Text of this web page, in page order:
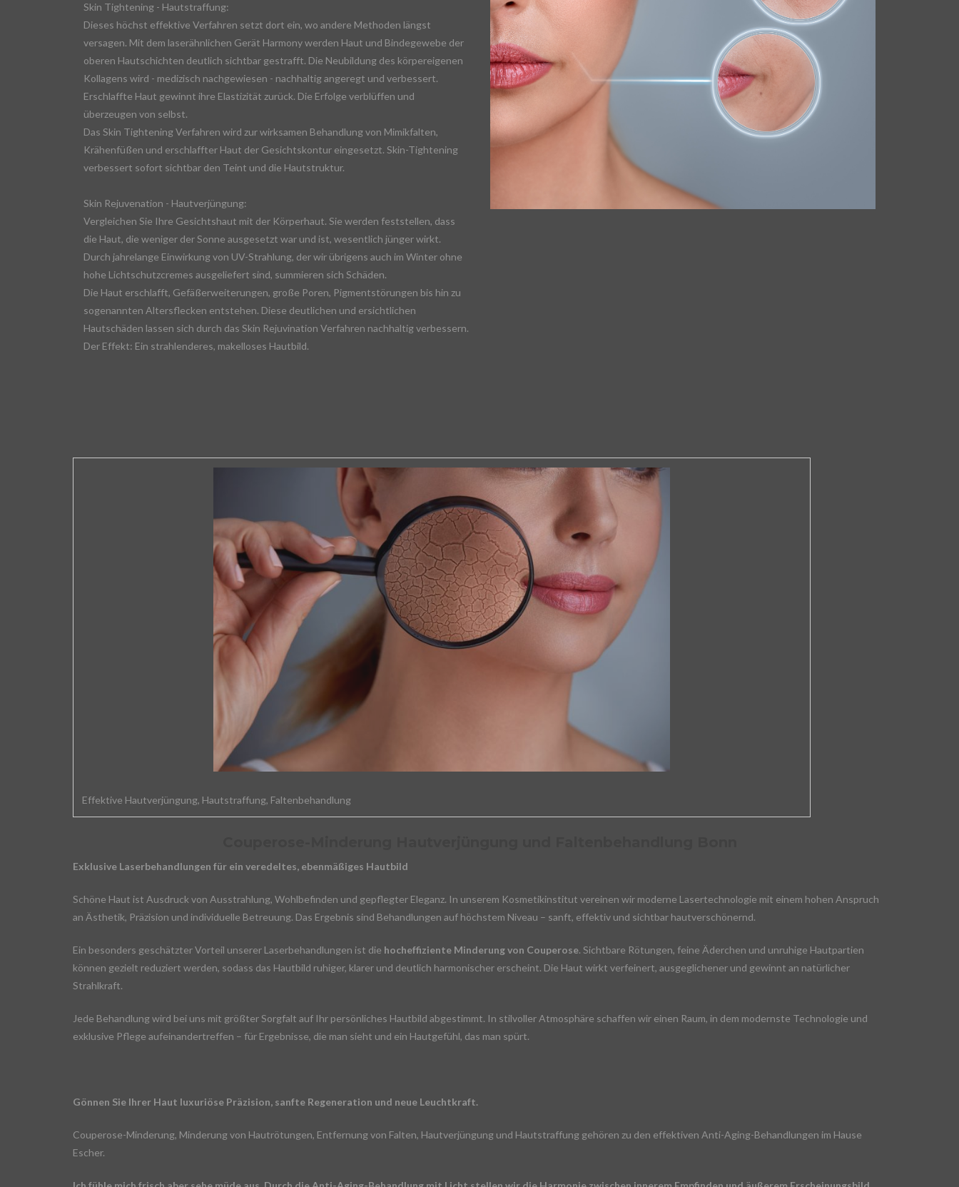
Skin Tightening - Hautstraffung:
Dieses höchst effektive Verfahren setzt dort ein, wo andere Methoden längst
versagen. Mit dem laserähnlichen Gerät Harmony werden Haut und Bindegewebe der
oberen Hautschichten deutlich sichtbar gestrafft. Die Neubildung des körpereigenen
Kollagens wird - medizisch nachgewiesen - nachhaltig angeregt und verbessert.
Erschlaffte Haut gewinnt ihre Elastizität zurück. Die Erfolge verblüffen und
überzeugen von selbst.
Das Skin Tightening Verfahren wird zur wirksamen Behandlung von Mimikfalten,
Krähenfüßen und erschlaffter Haut der Gesichtskontur eingesetzt. Skin-Tightening
verbessert sofort sichtbar den Teint und die Hautstruktur.
Skin Rejuvenation - Hautverjüngung:
Vergleichen Sie Ihre Gesichtshaut mit der Körperhaut. Sie werden feststellen, dass
die Haut, die weniger der Sonne ausgesetzt war und ist, wesentlich jünger wirkt.
Durch jahrelange Einwirkung von UV-Strahlung, der wir übrigens auch im Winter ohne
hohe Lichtschutzcremes ausgeliefert sind, summieren sich Schäden.
Die Haut erschlafft, Gefäßerweiterungen, große Poren, Pigmentstörungen bis hin zu
sogenannten Altersflecken entstehen. Diese deutlichen und ersichtlichen
Hautschäden lassen sich durch das Skin Rejuvination Verfahren nachhaltig verbessern.
Der Effekt: Ein strahlenderes, makelloses Hautbild.
Effektive Hautverjüngung, Hautstraffung, Faltenbehandlung
Exklusive Laserbehandlungen für ein veredeltes, ebenmäßiges Hautbild
Schöne Haut ist Ausdruck von Ausstrahlung, Wohlbefinden und gepflegter Eleganz. In unserem Kosmetikinstitut vereinen wir moderne Lasertechnologie mit einem hohen Anspruch
an Ästhetik, Präzision und individuelle Betreuung. Das Ergebnis sind Behandlungen auf höchstem Niveau – sanft, effektiv und sichtbar hautverschönernd.
Ein besonders geschätzter Vorteil unserer Laserbehandlungen ist die hocheffiziente Minderung von Couperose. Sichtbare Rötungen, feine Äderchen und unruhige Hautpartien
können gezielt reduziert werden, sodass das Hautbild ruhiger, klarer und deutlich harmonischer erscheint. Die Haut wirkt verfeinert, ausgeglichener und gewinnt an natürlicher
Strahlkraft.
Jede Behandlung wird bei uns mit größter Sorgfalt auf Ihr persönliches Hautbild abgestimmt. In stilvoller Atmosphäre schaffen wir einen Raum, in dem modernste Technologie und
exklusive Pflege aufeinandertreffen – für Ergebnisse, die man sieht und ein Hautgefühl, das man spürt.
Gönnen Sie Ihrer Haut luxuriöse Präzision, sanfte Regeneration und neue Leuchtkraft.
Couperose-Minderung, Minderung von Hautrötungen, Entfernung von Falten, Hautverjüngung und Hautstraffung gehören zu den effektiven Anti-Aging-Behandlungen im Hause
Escher.